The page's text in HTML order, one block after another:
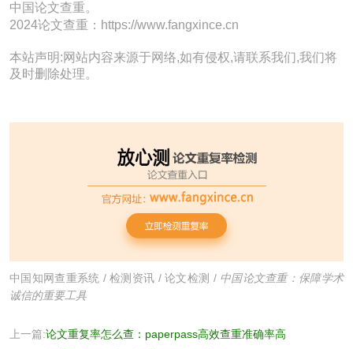
中国论文查重。
2024论文查重：https://www.fangxince.cn
本站声明:网站内容来源于网络,如有侵权,请联系我们,我们将
及时删除处理。
中国知网查重系统 /检测资讯 / 论文检测 / 中国论文查重：保障学术
诚信的重要工具
上一篇:论文重复率怎么查：paperpass高效查重准确率高